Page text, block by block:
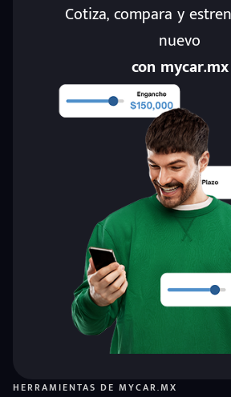
Cotiza, compara y
nuevo
con mycar.mx
HERRAMIENTAS DE MYCAR.MX